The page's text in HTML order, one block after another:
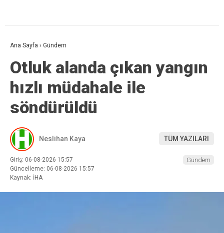
Ana Sayfa › Gündem
Otluk alanda çıkan yangın
hızlı müdahale ile
söndürüldü
Neslihan Kaya TÜM YAZILARI
Giriş: 06-08-2026 15:57
Güncelleme: 06-08-2026 15:57
Kaynak: İHA
Gündem